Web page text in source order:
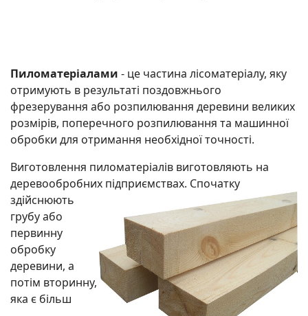
Пиломатеріалами - це частина лісоматеріалу, яку
отримують в результаті поздовжнього
фрезерування або розпилювання деревини великих
розмірів, поперечного розпилювання та машинної
обробки для отримання необхідної точності.
Виготовлення пиломатеріалів виготовляють на
деревообробних підприємствах. Спочатку
здійснюють
грубу або
первинну
обробку
деревини, а
потім вторинну,
яка є більш